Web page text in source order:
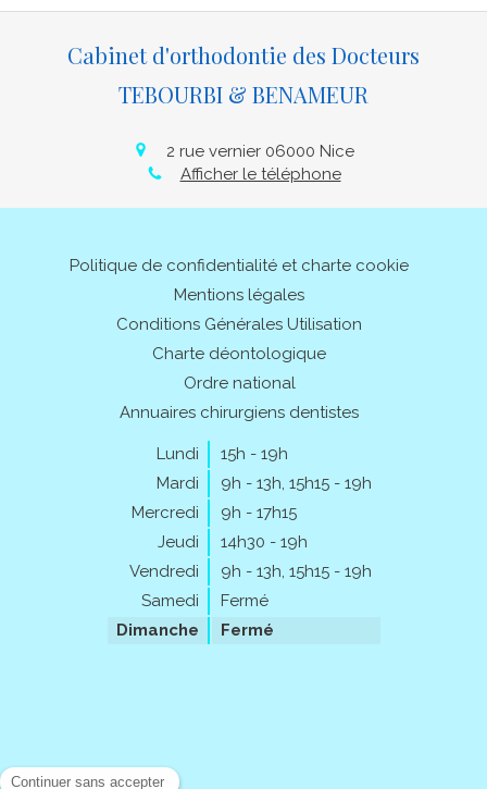
Cabinet d'orthodontie des Docteurs
TEBOURBI & BENAMEUR
2 rue vernier 06000 Nice
Afficher le téléphone
Politique de confidentialité et charte cookie
Mentions légales
Conditions Générales Utilisation
Charte déontologique
Ordre national
Annuaires chirurgiens dentistes
Lundi
15h - 19h
Mardi
9h - 13h, 15h15 - 19h
Mercredi
9h - 17h15
Jeudi
14h30 - 19h
Vendredi
9h - 13h, 15h15 - 19h
Samedi
Fermé
Dimanche
Fermé